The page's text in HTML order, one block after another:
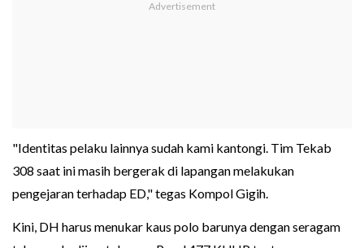
"Identitas pelaku lainnya sudah kami kantongi. Tim Tekab
308 saat ini masih bergerak di lapangan melakukan
pengejaran terhadap ED," tegas Kompol Gigih.
Kini, DH harus menukar kaus polo barunya dengan seragam